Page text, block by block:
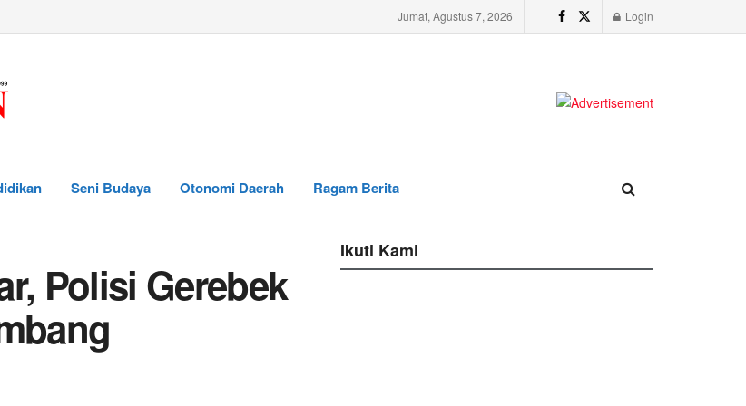
Jumat, Agustus 7, 2026 Login
Seni Budaya Otonomi Daerah Ragam Berita
Polisi Gerebek
Ikuti Kami